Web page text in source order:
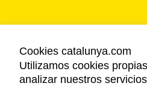
AVISO
Cookies catalunya.com
Utilizamos cookies
analizar nuestros